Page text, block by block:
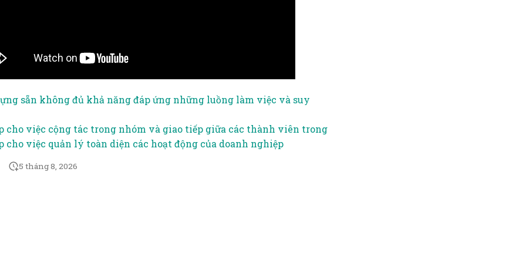
sẵn không đủ khả năng đáp ứng những luồng làm việc và suy
cho việc cộng tác trong nhóm và giao tiếp giữa các thành viên trong
cho việc quản lý toàn diện các hoạt động của doanh nghiệp
5 tháng 8, 2026